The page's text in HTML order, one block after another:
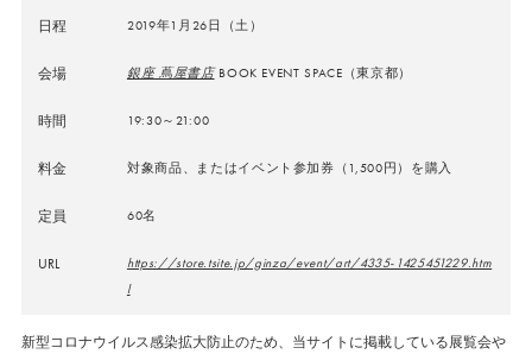
日程 2019年1月26日（土）
会場 銀座 蔦屋書店BOOK EVENT SPACE（東京都）
時間 19:30～21:00
料金 対象商品、またはイベント参加券（1,500円）を購入
定員 60名
URL
https://store.tsite.jp/ginza/event/art/4335-1425451229.htm
l
新型コロナウイルス感染拡大防止のため、当サイトに掲載している展覧会や